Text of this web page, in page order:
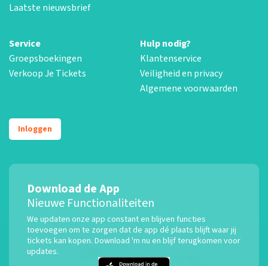
Laatste nieuwsbrief
Service
Groepsboekingen
Verkoop Je Tickets
Hulp nodig?
Klantenservice
Veiligheid en privacy
Algemene voorwaarden
Inloggen
Download de App
Nieuwe Functionaliteiten
We updaten onze app constant en blijven functies
toevoegen om te zorgen dat de app dé plaats blijft waar jij
tickets kan kopen. Download 'm nu en blijf terugkomen voor
updates.